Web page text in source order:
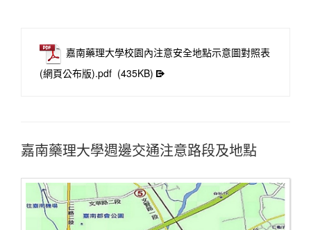
嘉南藥理大學校園內注意安全地點示意圖對照表
(網頁公布版).pdf (435KB)
嘉南藥理大學週邊交通注意路段及地點